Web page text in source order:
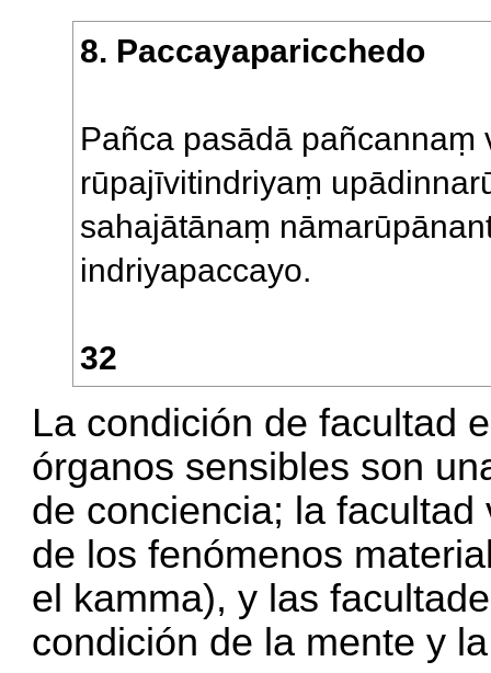
8. Paccayaparicchedo
Pañca pasādā pañcannaṃ
rūpajīvitindriyaṃ
sahajātānaṃ
indriyapaccayo.
32
La condición de facultad
órganos sensibles son
de conciencia; la
de los fenómenos
el kamma), y las
condición de la mente y